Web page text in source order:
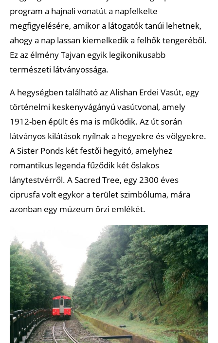
program a hajnali vonatút a napfelkelte
megfigyelésére, amikor a látogatók tanúi lehetnek,
ahogy a nap lassan kiemelkedik a felhők tengeréből.
Ez az élmény Tajvan egyik legikonikusabb
természeti látványossága.
A hegységben található az Alishan Erdei Vasút, egy
történelmi keskenyvágányú vasútvonal, amely
1912-ben épült és ma is működik. Az út során
látványos kilátások nyílnak a hegyekre és völgyekre.
A Sister Ponds két festői hegyitó, amelyhez
romantikus legenda fűződik két őslakos
lánytestvérről. A Sacred Tree, egy 2300 éves
ciprusfa volt egykor a terület szimbóluma, mára
azonban egy múzeum őrzi emlékét.